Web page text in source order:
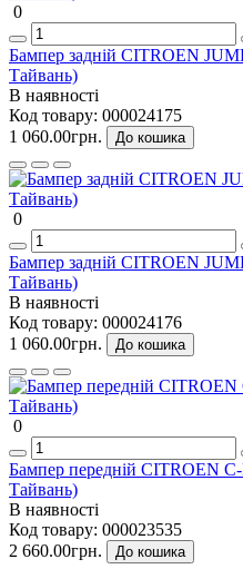
0
Бампер задній CITROEN
Тайвань)
В наявності
Код товару: 000024175
1 060.00грн.
До кошика
0
Бампер задній CITROEN
Тайвань)
В наявності
Код товару: 000024176
1 060.00грн.
До кошика
0
Бампер передній CITROEN
Тайвань)
В наявності
Код товару: 000023535
2 660.00грн.
До кошика